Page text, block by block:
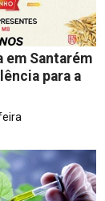
em Santarém
para a